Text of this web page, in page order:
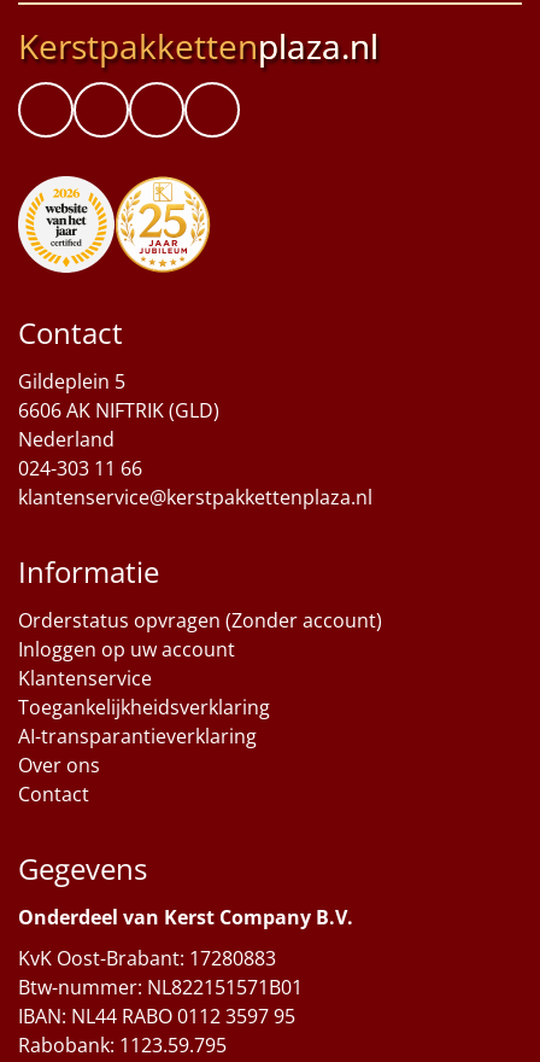
Kerstpakkettenplaza.nl
Contact
Gildeplein 5
6606 AK NIFTRIK (GLD)
Nederland
024-303 11 66
klantenservice@kerstpakkettenplaza.nl
Informatie
Orderstatus opvragen (Zonder account)
Inloggen op uw account
Klantenservice
Toegankelijkheidsverklaring
AI-transparantieverklaring
Over ons
Contact
Gegevens
Onderdeel van Kerst Company B.V.
KvK Oost-Brabant: 17280883
Btw-nummer: NL822151571B01
IBAN: NL44 RABO 0112 3597 95
Rabobank: 1123.59.795